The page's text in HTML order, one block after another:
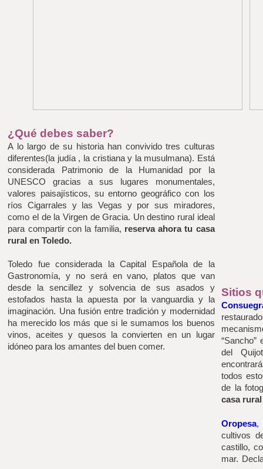
¿Qué debes saber?
A lo largo de su historia han convivido tres culturas
diferentes(la judía , la cristiana y la musulmana). Está
considerada Patrimonio de la Humanidad por la
UNESCO gracias a sus lugares monumentales,
valores paisajísticos, su entorno geográfico con los
ríos Cigarrales y las Vegas y por sus miradores,
como el de la Virgen de Gracia. Un destino rural ideal
para compartir con la familia, reserva ahora tu casa
rural en Toledo.
Toledo fue considerada la Capital Española de la
Gastronomía, y no será en vano, platos que van
desde la sencillez y solvencia de sus asados y
estofados hasta la apuesta por la vanguardia y la
imaginación. Una fusión entre tradición y modernidad
ha merecido los más que si le sumamos los buenos
vinos, aceites y quesos la convierten en un lugar
idóneo para los amantes del buen comer.
Sitios
del
todos
de la
casa
Oropesa,
cultivos
castillo,
mar.